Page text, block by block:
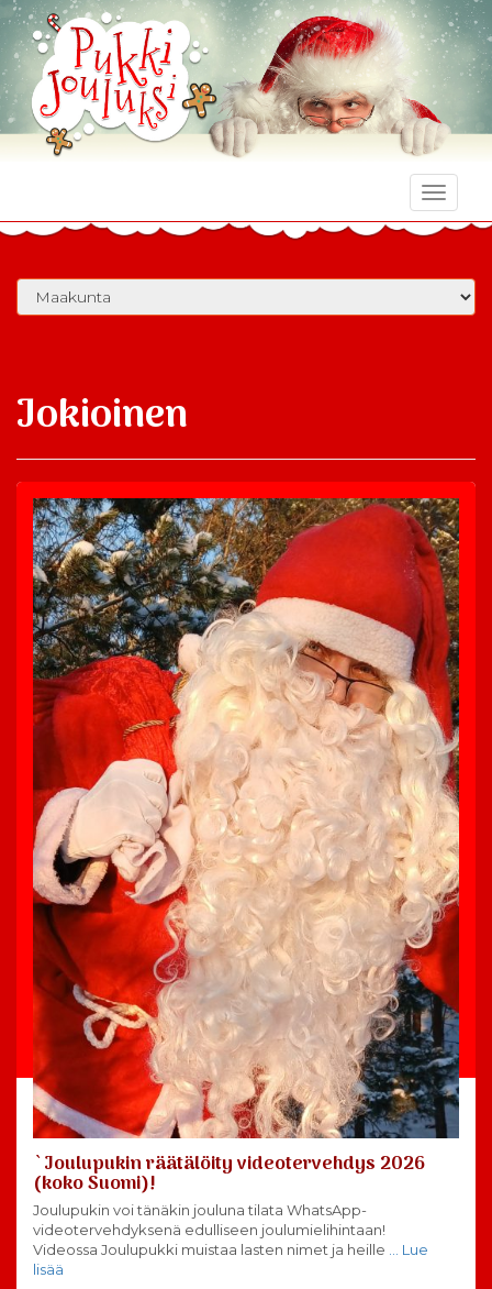
Toggle
Jokioinen
`Joulupukin räätälöity videotervehdys 2026
(koko Suomi)!
Joulupukin voi tänäkin jouluna tilata WhatsApp-
videotervehdyksenä edulliseen joulumielihintaan!
Videossa Joulupukki muistaa lasten nimet ja heille … Lue
lisää